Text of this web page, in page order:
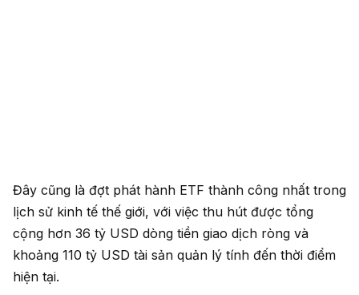
Đây cũng là đợt phát hành ETF thành công nhất trong
lịch sử kinh tế thế giới, với việc thu hút được tổng
cộng hơn 36 tỷ USD dòng tiền giao dịch ròng và
khoảng 110 tỷ USD tài sản quản lý tính đến thời điểm
hiện tại.